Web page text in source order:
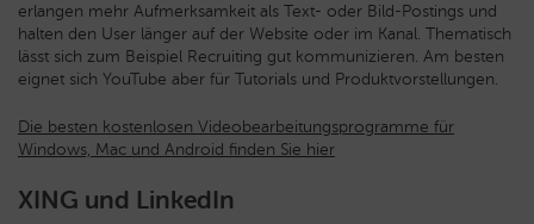
erlangen mehr Aufmerksamkeit als Text- oder Bild-Postings und
halten den User länger auf der Website oder im Kanal. Thematisch
lässt sich zum Beispiel Recruiting gut kommunizieren. Am besten
eignet sich YouTube aber für Tutorials und Produktvorstellungen.
Die besten kostenlosen Videobearbeitungsprogramme für
Windows, Mac und Android finden Sie hier
XING und LinkedIn